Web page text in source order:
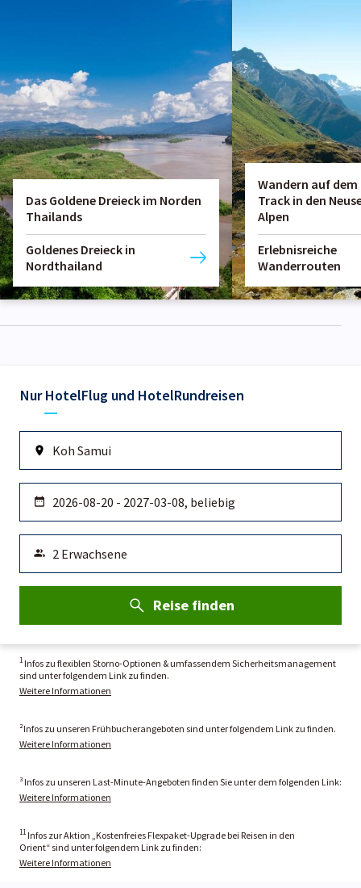
Das Goldene Dreieck im Norden
Thailands
Goldenes Dreieck in
Nordthailand
Wandern auf
Track in den
Alpen
Erlebnisreiche
Wanderrouten
Nur HotelFlug und HotelRundreisen
Reise finden
1 Infos zu flexiblen Storno-Optionen & umfassendem Sicherheitsmanagement
sind unter folgendem Link zu finden.
Weitere Informationen
²Infos zu unseren Frühbucherangeboten sind unter folgendem Link zu finden.
Weitere Informationen
³ Infos zu unseren Last-Minute-Angeboten finden Sie unter dem folgenden Link:
Weitere Informationen
11 Infos zur Aktion „Kostenfreies Flexpaket-Upgrade bei Reisen in den
Orient“ sind unter folgendem Link zu finden:
Weitere Informationen